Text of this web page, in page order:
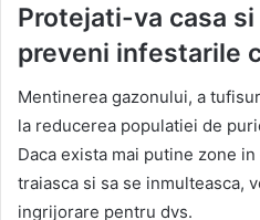
Protejati-va casa
preveni infestarile
Mentinerea gazonului, a
la reducerea populatiei de
Daca exista mai putine zone
traiasca si sa se inmulteasca,
ingrijorare pentru dvs.